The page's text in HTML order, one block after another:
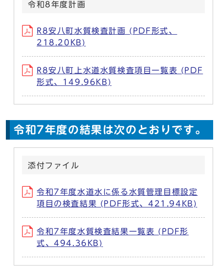
令和8年度計画
R8安八町水質検査計画 (PDF形式、
218.20KB)
R8安八町上水道水質検査項目一覧表 (PDF
形式、149.96KB)
令和7年度の結果は次のとおりです。
添付ファイル
令和7年度水道水に係る水質管理目標設定
項目の検査結果 (PDF形式、421.94KB)
令和7年度水質検査結果一覧表 (PDF形
式、494.36KB)